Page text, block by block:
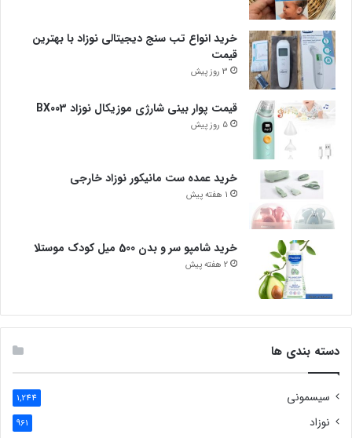
خرید انواع تب سنج دیجیتالی نوزاد با بهترین
قیمت
3 روز پیش
قیمت پوار بینی شارژی موزیکال نوزاد BX003
5 روز پیش
خرید عمده ست مانیکور نوزاد خارجی
1 هفته پیش
خرید شامپو سر و بدن 500 میل کودک موستلا
2 هفته پیش
دسته بندی ها
سیسمونی 1,244
نوزاد 961